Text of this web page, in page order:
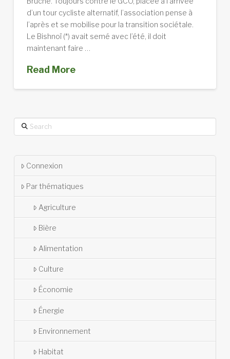
d’un tour cycliste alternatif, l’association pense à
l’après et se mobilise pour la transition sociétale.
Le Bishnoï (*) avait semé avec l’été, il doit
maintenant faire …
Read More
Search
Connexion
Par thématiques
Agriculture
Bière
Alimentation
Culture
Économie
Énergie
Environnement
Habitat